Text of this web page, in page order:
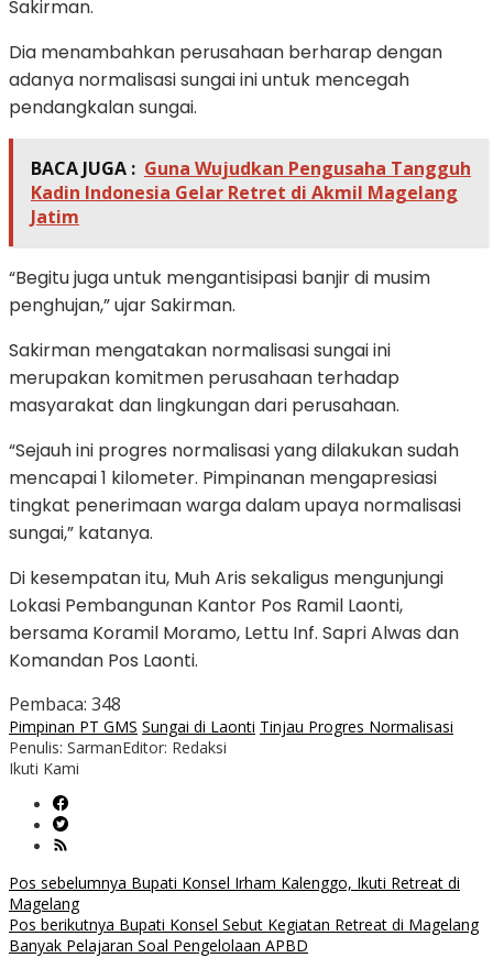
Sakirman.
Dia menambahkan perusahaan berharap dengan
adanya normalisasi sungai ini untuk mencegah
pendangkalan sungai.
BACA JUGA : Guna Wujudkan Pengusaha Tangguh
Kadin Indonesia Gelar Retret di Akmil Magelang
Jatim
“Begitu juga untuk mengantisipasi banjir di musim
penghujan,” ujar Sakirman.
Sakirman mengatakan normalisasi sungai ini
merupakan komitmen perusahaan terhadap
masyarakat dan lingkungan dari perusahaan.
“Sejauh ini progres normalisasi yang dilakukan sudah
mencapai 1 kilometer. Pimpinanan mengapresiasi
tingkat penerimaan warga dalam upaya normalisasi
sungai,” katanya.
Di kesempatan itu, Muh Aris sekaligus mengunjungi
Lokasi Pembangunan Kantor Pos Ramil Laonti,
bersama Koramil Moramo, Lettu Inf. Sapri Alwas dan
Komandan Pos Laonti.
Pembaca: 348
Pimpinan PT GMS Sungai di Laonti Tinjau Progres Normalisasi
Penulis: SarmanEditor: Redaksi
Ikuti Kami
Navigasi
pos
Pos sebelumnya Bupati Konsel Irham Kalenggo, Ikuti Retreat di
Magelang
Pos berikutnya Bupati Konsel Sebut Kegiatan Retreat di Magelang
Banyak Pelajaran Soal Pengelolaan APBD